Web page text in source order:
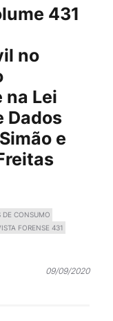
431
no
na Lei
Dados
e
DE CONSUMO
FORENSE 431
09/09/2020